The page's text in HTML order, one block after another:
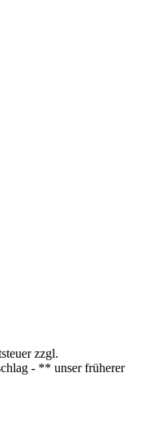
zzgl.
- ** unser früherer